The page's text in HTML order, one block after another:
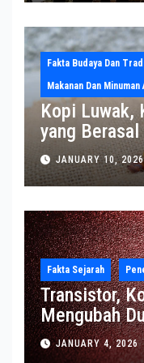
Fakta Budaya Dan
Makanan Dan
Kopi Luwak,
yang
JANUARY 10,
Fakta Sejarah
Transistor,
Mengubah
Modern
JANUARY 4, 2026